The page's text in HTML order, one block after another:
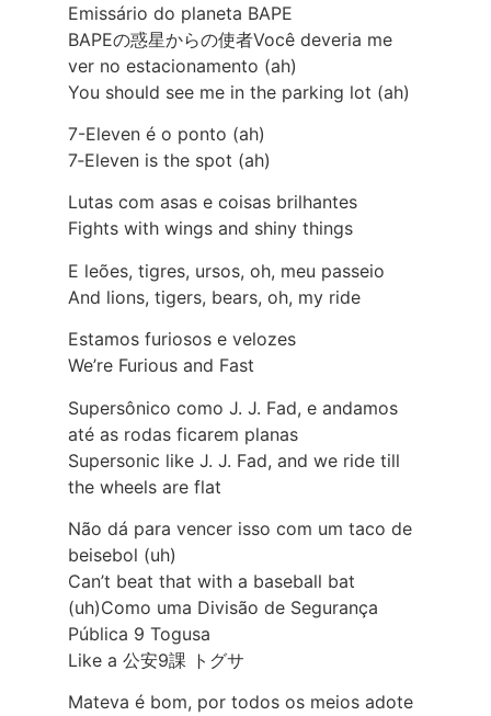
Emissário do planeta BAPE
BAPEの惑星からの使者Você deveria me
ver no estacionamento (ah)
You should see me in the parking lot (ah)
7-Eleven é o ponto (ah)
7‑Eleven is the spot (ah)
Lutas com asas e coisas brilhantes
Fights with wings and shiny things
E leões, tigres, ursos, oh, meu passeio
And lions, tigers, bears, oh, my ride
Estamos furiosos e velozes
We’re Furious and Fast
Supersônico como J. J. Fad, e andamos
até as rodas ficarem planas
Supersonic like J. J. Fad, and we ride till
the wheels are flat
Não dá para vencer isso com um taco de
beisebol (uh)
Can’t beat that with a baseball bat
(uh)Como uma Divisão de Segurança
Pública 9 Togusa
Like a 公安9課 トグサ
Mateva é bom, por todos os meios adote